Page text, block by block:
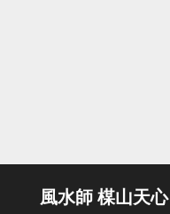
風水師 楳山天心